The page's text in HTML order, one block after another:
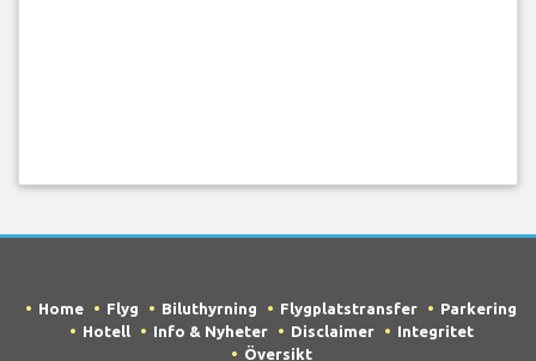
Home Flyg Biluthyrning Flygplatstransfer
Parkering
Hotell
Info & Nyheter Disclaimer
Integritet
Översikt